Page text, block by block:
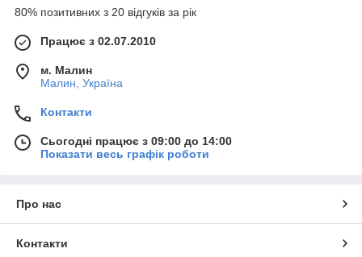
80% позитивних з 20 відгуків за рік
Працює з 02.07.2010
м. Малин
Малин, Україна
Контакти
Сьогодні працює з 09:00 до 14:00
Показати весь графік роботи
Про нас
Контакти